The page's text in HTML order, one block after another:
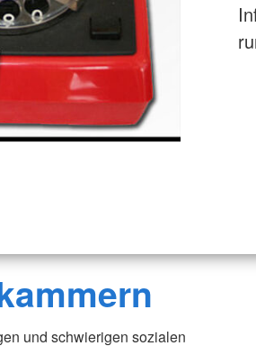
und schwierigen sozialen